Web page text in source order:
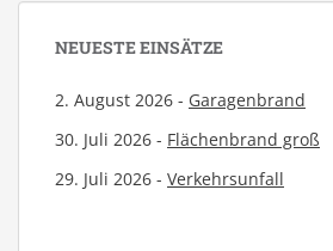
NEUESTE EINSÄTZE
2. August 2026 - Garagenbrand
30. Juli 2026 - Flächenbrand groß
29. Juli 2026 - Verkehrsunfall